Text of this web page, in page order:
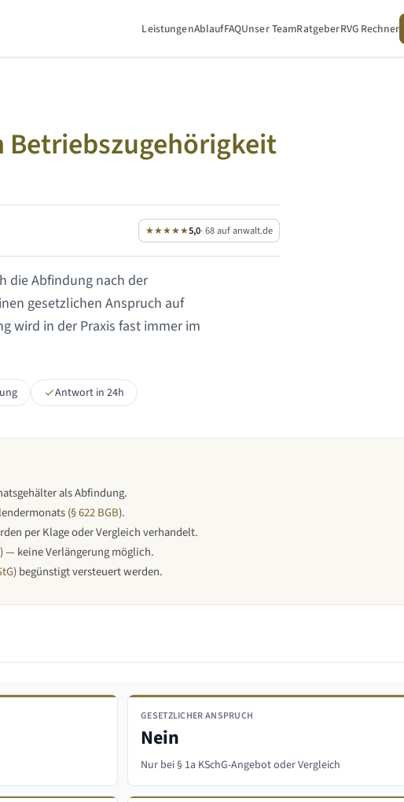
LeistungenAblaufFAQUnser TeamRatgeberRVG Rechner
Betriebszugehörigkeit
★★★★★5,0· 68 auf anwalt.de
die Abfindung nach der
gesetzlichen Anspruch auf
wird in der Praxis fast immer im
Antwort in 24h
als Abfindung.
(§ 622 BGB).
per Klage oder Vergleich verhandelt.
) — keine Verlängerung möglich.
) begünstigt versteuert werden.
GESETZLICHER ANSPRUCH
Nein
Nur bei § 1a KSchG-Angebot oder Vergleich